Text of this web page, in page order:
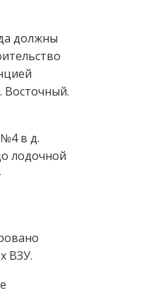
должны
Восточный.
в д.
лодочной
ВЗУ.